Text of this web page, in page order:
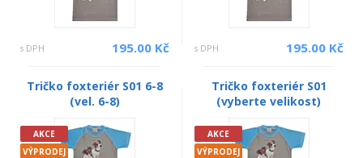
s DPH 195.00 Kč s DPH 195.00 Kč
Tričko foxteriér S01 6-8
(vel. 6-8)
AKCE
VÝPRODEJ
Tričko foxteriér S01
(vyberte velikost)
AKCE
VÝPRODEJ